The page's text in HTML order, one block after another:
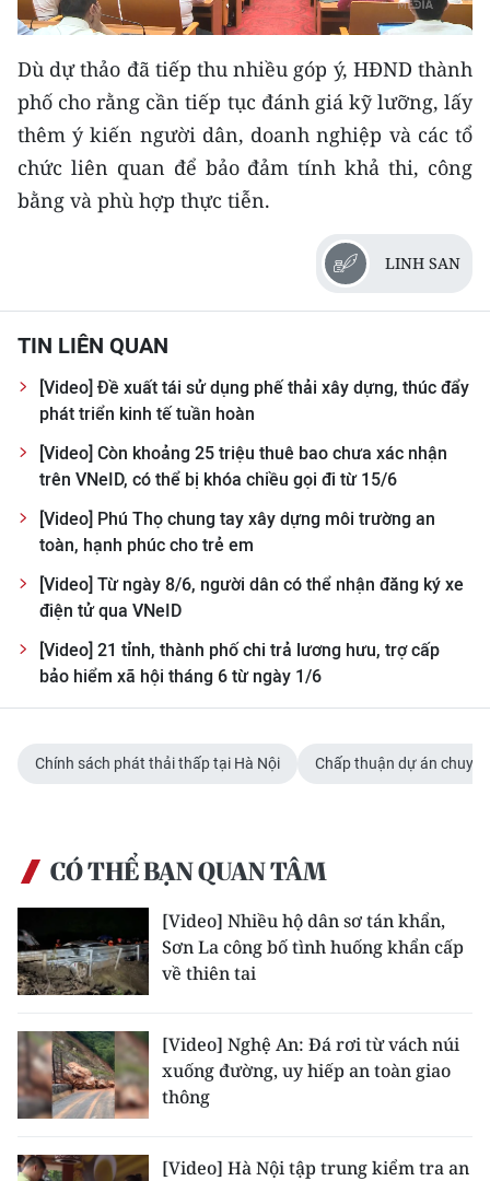
MÔI TRƯỜNG
BẠN ĐỌC
KIỂM CHỨNG THÔNG TIN
TRI THỨC CHUYÊN SÂU
MỘT SẢN PHẨM
RADIO
E-Magazine
Video
Media Chính trị
Media Văn hóa
Media Pháp luật
Media Thế giới
Media Thể thao
Media Giáo dục
Media Khoa học - Công nghệ
Media Môi trường
Ảnh
Dù dự thảo đã tiếp thu nhiều góp ý, HĐND thành
phố cho rằng cần tiếp tục đánh giá kỹ lưỡng, lấy
thêm ý kiến người dân, doanh nghiệp và các tổ
chức liên quan để bảo đảm tính khả thi, công
bằng và phù hợp thực tiễn.
LINH SAN
TIN LIÊN QUAN
[Video] Đề xuất tái sử dụng phế thải xây dựng, thúc đẩy
phát triển kinh tế tuần hoàn
[Video] Còn khoảng 25 triệu thuê bao chưa xác nhận
trên VNeID, có thể bị khóa chiều gọi đi từ 15/6
[Video] Phú Thọ chung tay xây dựng môi trường an
toàn, hạnh phúc cho trẻ em
[Video] Từ ngày 8/6, người dân có thể nhận đăng ký xe
điện tử qua VNeID
[Video] 21 tỉnh, thành phố chi trả lương hưu, trợ cấp
bảo hiểm xã hội tháng 6 từ ngày 1/6
Chính sách phát thải thấp tại Hà Nội Chấp thuận dự án
CÓ THỂ BẠN QUAN TÂM
[Video] Nhiều hộ dân sơ tán khẩn,
Sơn La công bố tình huống khẩn cấp
về thiên tai
[Video] Nghệ An: Đá rơi từ vách núi
xuống đường, uy hiếp an toàn giao
thông
[Video] Hà Nội tập trung kiểm tra an